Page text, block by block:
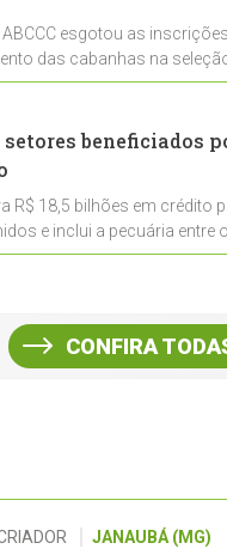
esgotou as
das cabanhas na
beneficiados
R$ 18,5 bilhões em crédito
e inclui a pecuária entre
CONFIRA
JANAUBÁ (MG)